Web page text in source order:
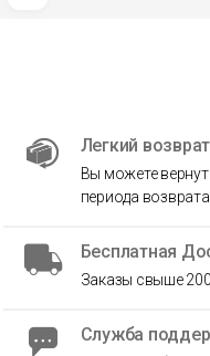
Легкий возврат
Вы можете
периода возврата.
Бесплатная
Заказы свыше
Служба